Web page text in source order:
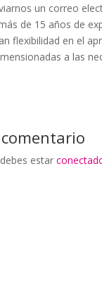
un correo
de 15 años de
flexibilidad en el
a las
estar